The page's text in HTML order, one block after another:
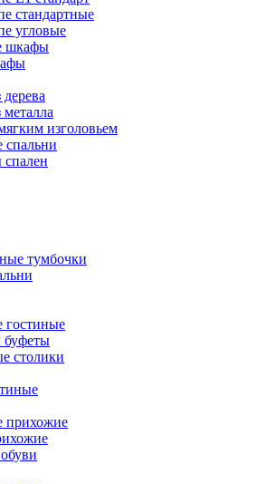
стандартные
угловые
шкафы
изголовьем
тумбочки
гостиные
столики
прихожие